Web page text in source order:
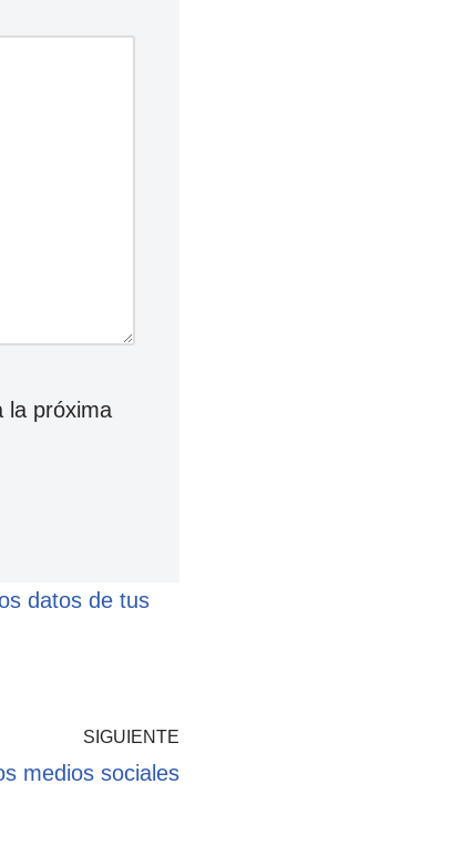
la próxima
datos de tus
SIGUIENTE
medios sociales